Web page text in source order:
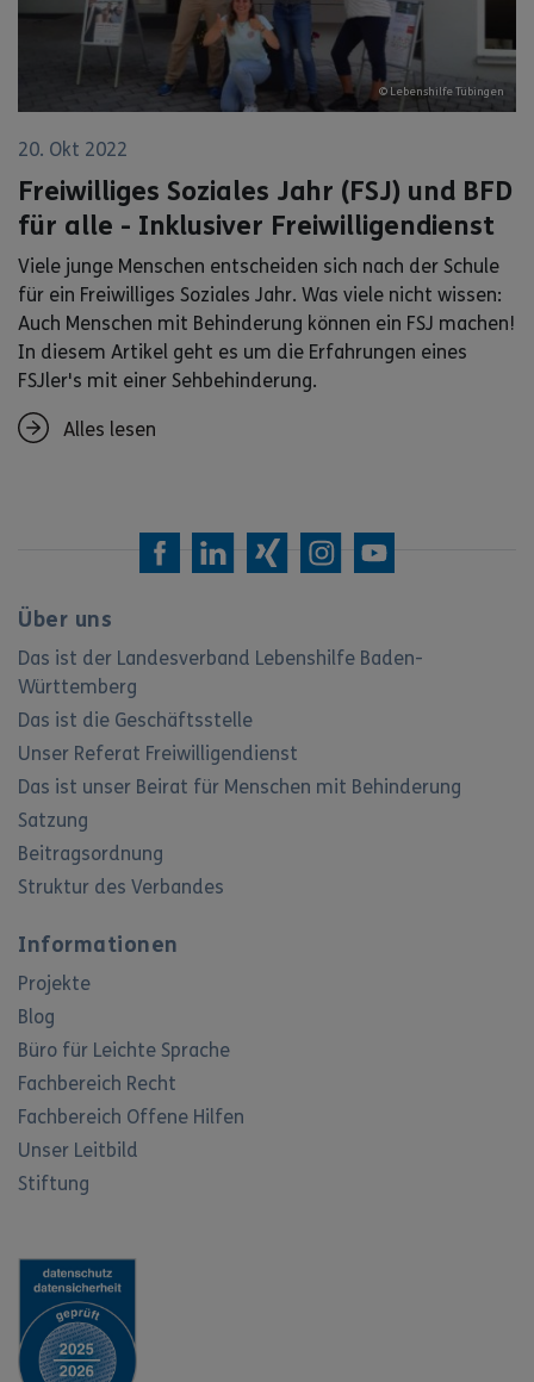
© Lebenshilfe Tübingen
20. Okt 2022
Freiwilliges Soziales Jahr (FSJ) und BFD
für alle - Inklusiver Freiwilligendienst
Viele junge Menschen entscheiden sich nach der Schule
für ein Freiwilliges Soziales Jahr. Was viele nicht wissen:
Auch Menschen mit Behinderung können ein FSJ machen!
In diesem Artikel geht es um die Erfahrungen eines
FSJler's mit einer Sehbehinderung.
Alles lesen
Über uns
Das ist der Landesverband Lebenshilfe Baden-
Württemberg
Das ist die Geschäftsstelle
Unser Referat Freiwilligendienst
Das ist unser Beirat für Menschen mit Behinderung
Satzung
Beitragsordnung
Struktur des Verbandes
Informationen
Projekte
Blog
Büro für Leichte Sprache
Fachbereich Recht
Fachbereich Offene Hilfen
Unser Leitbild
Stiftung